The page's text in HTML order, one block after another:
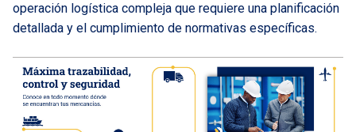
operación logística compleja que requiere una planificación
detallada y el cumplimiento de normativas específicas.